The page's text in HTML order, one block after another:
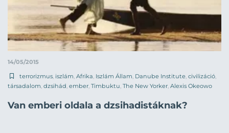
14/05/2015
terrorizmus, iszlám, Afrika, Iszlám Állam, Danube Institute, civilizáció,
társadalom, dzsihád, ember, Timbuktu, The New Yorker, Alexis Okeowo
Van emberi oldala a dzsihadistáknak?